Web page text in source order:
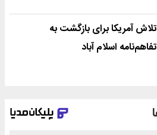
تلاش آمریکا برای بازگشت به
تفاهم‌نامه اسلام آباد